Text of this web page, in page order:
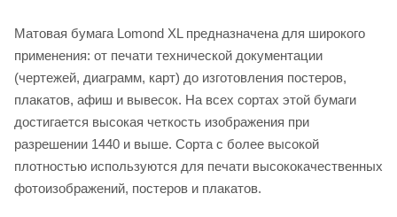
Матовая бумага Lomond XL предназначена для широкого
применения: от печати технической документации
(чертежей, диаграмм, карт) до изготовления постеров,
плакатов, афиш и вывесок. На всех сортах этой бумаги
достигается высокая четкость изображения при
разрешении 1440 и выше. Сорта с более высокой
плотностью используются для печати высококачественных
фотоизображений, постеров и плакатов.